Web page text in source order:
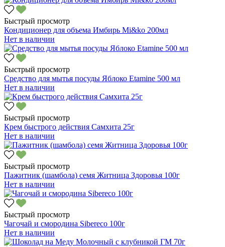
Быстрый просмотр
Кондиционер для объема Имбирь Mi&ko 200мл
Нет в наличии
Быстрый просмотр
Средство для мытья посуды Яблоко Etamine 500 мл
Нет в наличии
Быстрый просмотр
Крем быстрого действия Самхита 25г
Нет в наличии
Быстрый просмотр
Пажитник (шамбола) семя Житница Здоровья 100г
Нет в наличии
Быстрый просмотр
Чагочай и смородина Sibereco 100г
Нет в наличии